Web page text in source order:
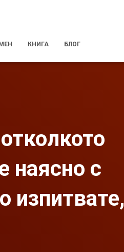
КНИГА БЛОГ
наясно с
изпитвате,